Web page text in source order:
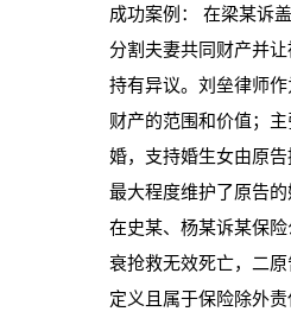
成功案例： 在梁某诉
分割夫妻共同财产并
持有异议。刘垒律师
财产的范围和价值；
婚，支持婚生女由原
最大程度维护了原告的
在史某、杨某诉某保
衰抢救无效死亡，二
定义且属于保险除外